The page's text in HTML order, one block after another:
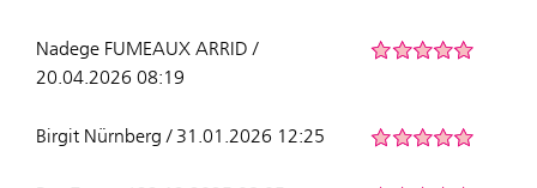
Nadege FUMEAUX ARRID /
20.04.2026 08:19
Birgit Nürnberg / 31.01.2026 12:25